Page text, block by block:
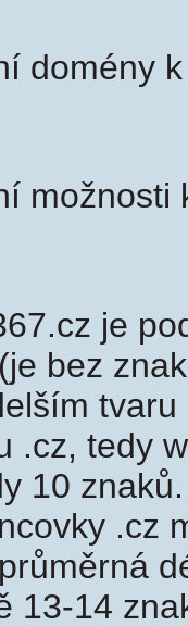
domény
možnosti
je
bez
.cz, tedy
10
.cz
13-14